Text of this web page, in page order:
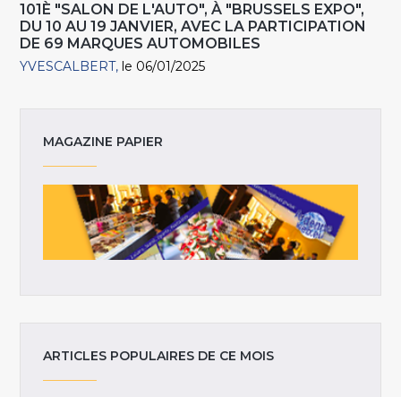
101È "SALON DE L'AUTO", À "BRUSSELS EXPO",
DU 10 AU 19 JANVIER, AVEC LA PARTICIPATION
DE 69 MARQUES AUTOMOBILES
YVESCALBERT le 06/01/2025
MAGAZINE PAPIER
ARTICLES POPULAIRES DE CE MOIS